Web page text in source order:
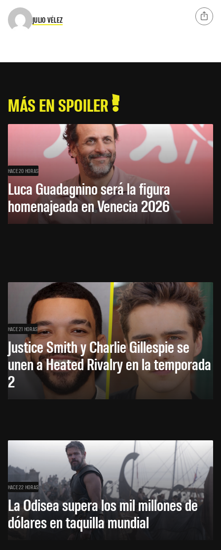
JULIO VÉLEZ
MÁS EN SPOILER
HACE 20 HORAS
Luca Guadagnino será la figura
homenajeada en Venecia 2026
HACE 21 HORAS
Justice Smith y Charlie Gillespie se
unen a Heated Rivalry en la temporada
2
HACE 22 HORAS
La Odisea supera los mil millones de
dólares en taquilla mundial